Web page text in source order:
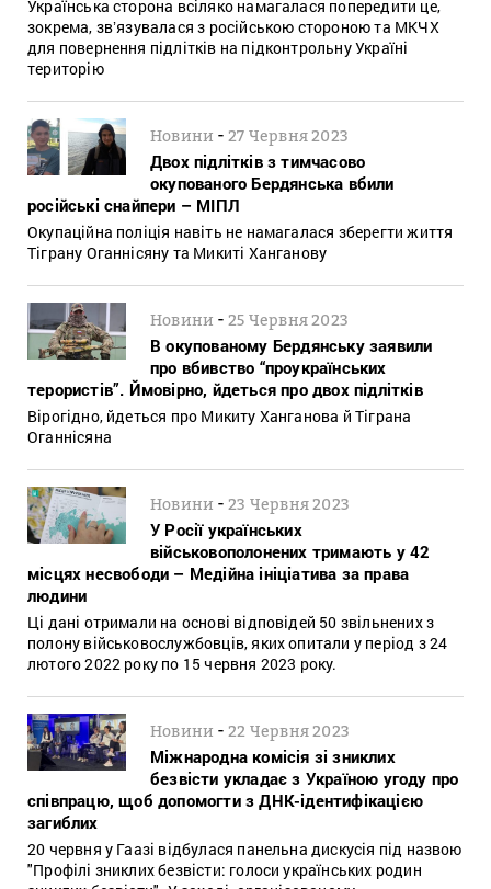
Українська сторона всіляко намагалася попередити це,
зокрема, звʼязувалася з російською стороною та МКЧХ
для повернення підлітків на підконтрольну Україні
територію
Новини -27 Червня 2023
Двох підлітків з тимчасово
окупованого Бердянська вбили
російські снайпери – МІПЛ
Окупаційна поліція навіть не намагалася зберегти життя
Тіграну Оганнісяну та Микиті Ханганову
Новини -25 Червня 2023
В окупованому Бердянську заявили
про вбивство “проукраїнських
терористів”. Ймовірно, йдеться про двох підлітків
Вірогідно, йдеться про Микиту Ханганова й Тіграна
Оганнісяна
Новини -23 Червня 2023
У Росії українських
військовополонених тримають у 42
місцях несвободи – Медійна ініціатива за права
людини
Ці дані отримали на основі відповідей 50 звільнених з
полону військовослужбовців, яких опитали у період з 24
лютого 2022 року по 15 червня 2023 року.
Новини -22 Червня 2023
Міжнародна комісія зі зниклих
безвісти укладає з Україною угоду про
співпрацю, щоб допомогти з ДНК-ідентифікацією
загиблих
20 червня у Гаазі відбулася панельна дискусія під назвою
"Профілі зниклих безвісти: голоси українських родин